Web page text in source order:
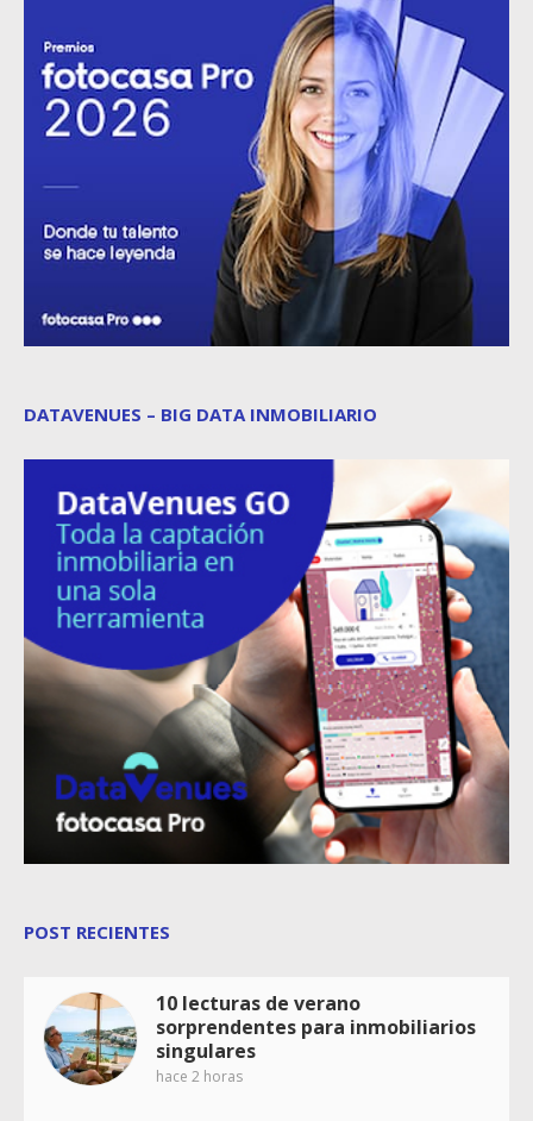
DATAVENUES – BIG DATA INMOBILIARIO
POST RECIENTES
10 lecturas de verano
sorprendentes para inmobiliarios
singulares
hace 2 horas